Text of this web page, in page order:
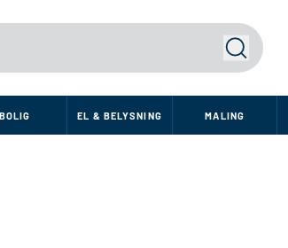
Søg
BOLIG EL & BELYSNING MALING